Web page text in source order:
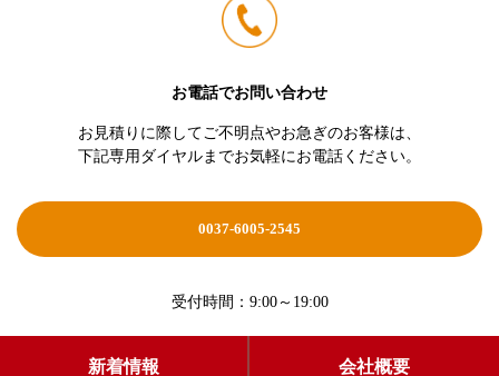
お電話でお問い合わせ
お見積りに際してご不明点やお急ぎのお客様は、
下記専用ダイヤルまでお気軽にお電話ください。
0037-6005-2545
受付時間：9:00～19:00
新着情報 会社概要